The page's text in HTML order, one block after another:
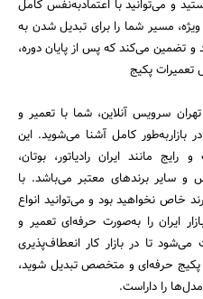
و می‌توانید با اعتمادبه‌نفس کامل
مسیر شما را برای تبدیل شدن به
و تضمین می‌کند که پس از پایان دوره،
تعمیرات پکیج
سرویس آنلاین، شما با تعمیر و
کامل آشنا می‌شوید. این
مانند ایران رادیاتور، بوتان،
و سایر برندهای معتبر می‌باشد. با
خاص نخواهید بود و می‌توانید انواع
ایران را به‌صورت حرفه‌ای تعمیر و
تا در بازار کار انعطاف‌پذیری
حرفه‌ای و متخصص تبدیل شوید،
را داراست.